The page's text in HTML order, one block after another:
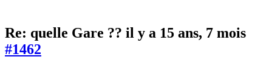
Re: quelle Gare ?? il y a 15 ans, 7 mois
#1462